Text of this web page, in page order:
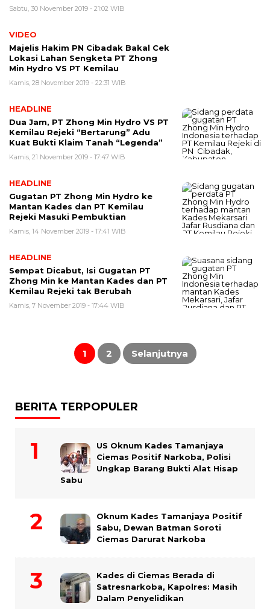
Sabtu, 30 November 2019 - 21:02 WIB
VIDEO
Majelis Hakim PN Cibadak Bakal Cek
Lokasi Lahan Sengketa PT Zhong
Min Hydro VS PT Kemilau
Kamis, 28 November 2019 - 22:31 WIB
HEADLINE
Dua Jam, PT Zhong Min Hydro VS PT
Kemilau Rejeki “Bertarung” Adu
Kuat Bukti Klaim Tanah “Legenda”
Kamis, 21 November 2019 - 17:47 WIB
HEADLINE
Gugatan PT Zhong Min Hydro ke
Mantan Kades dan PT Kemilau
Rejeki Masuki Pembuktian
Kamis, 14 November 2019 - 17:41 WIB
HEADLINE
Sempat Dicabut, Isi Gugatan PT
Zhong Min ke Mantan Kades dan PT
Kemilau Rejeki tak Berubah
Kamis, 7 November 2019 - 17:44 WIB
Paginasi
1 2 Selanjutnya
BERITA TERPOPULER
US Oknum Kades Tamanjaya
Ciemas Positif Narkoba, Polisi
Ungkap Barang Bukti Alat Hisap
Sabu
Oknum Kades Tamanjaya Positif
Sabu, Dewan Batman Soroti
Ciemas Darurat Narkoba
Kades di Ciemas Berada di
Satresnarkoba, Kapolres: Masih
Dalam Penyelidikan